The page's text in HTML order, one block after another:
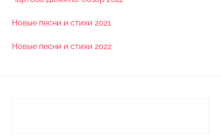
Новые песни и стихи 2021
Новые песни и стихи 2022